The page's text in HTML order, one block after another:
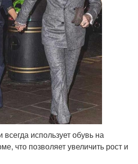
использует обувь на
что позволяет увеличить рост и